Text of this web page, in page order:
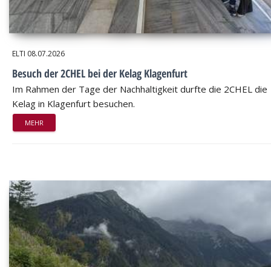
ELTI 08.07.2026
Besuch der 2CHEL bei der Kelag Klagenfurt
Im Rahmen der Tage der Nachhaltigkeit durfte die 2CHEL die
Kelag in Klagenfurt besuchen.
MEHR